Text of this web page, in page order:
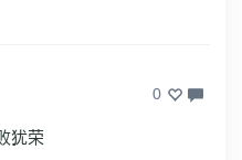
0
犹荣